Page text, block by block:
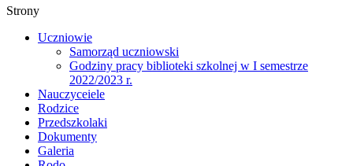
Strony
Uczniowie
Samorząd uczniowski
Godziny pracy biblioteki szkolnej w I semestrze
2022/2023 r.
Nauczyceiele
Rodzice
Przedszkolaki
Dokumenty
Galeria